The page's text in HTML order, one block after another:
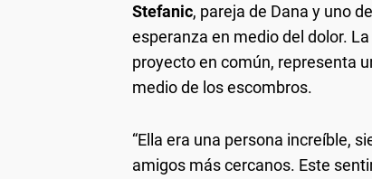
Stefanic, pareja de Dana y uno
esperanza en medio del dolor.
proyecto en común, representa
medio de los escombros.
“Ella era una persona increíble,
amigos más cercanos. Este